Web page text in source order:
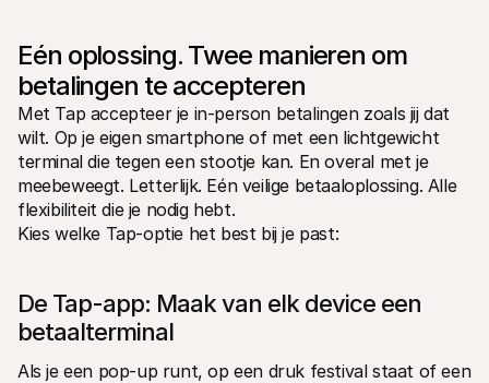
Vacatures
Kom werken bij Mollie. Ontdek de
vacatures!
Contact
Voor consumenten
Waarom zie je Mollie op je bankafschrift?
Voor Mollie-klanten
Neem contact op met Customer Support
Contact met sales
Ontdek hoe we jouw bedrijf kunnen helpen
Eén oplossing. Twee manieren om
betalingen te accepteren
Met Tap accepteer je in-person betalingen zoals jij dat
wilt. Op je eigen smartphone of met een lichtgewicht
terminal die tegen een stootje kan. En overal met je
meebeweegt. Letterlijk. Eén veilige betaaloplossing. Alle
flexibiliteit die je nodig hebt.
Kies welke Tap-optie het best bij je past:
De Tap-app: Maak van elk device een
betaalterminal
Als je een pop-up runt, op een druk festival staat of een